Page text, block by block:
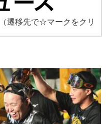
（遷移先で☆マークをクリ